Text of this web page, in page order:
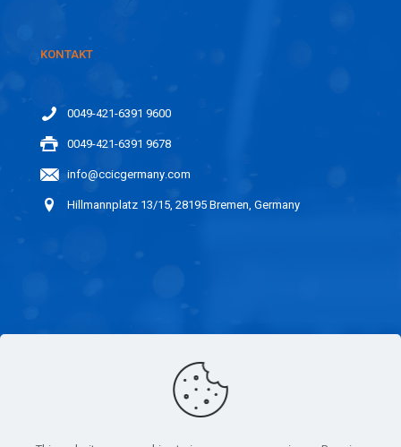
KONTAKT
0049-421-6391 9600
0049-421-6391 9678
info@ccicgermany.com
Hillmannplatz 13/15, 28195 Bremen, Germany
ERKLÄRUNG DER